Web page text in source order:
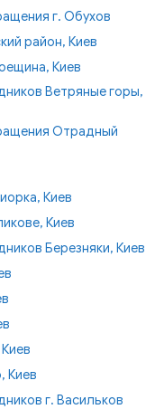
г. Обухов
район, Киев
Киев
Ветряные горы,
Отрадный
Киев
Киев
Березняки, Киев
Киев
г. Васильков